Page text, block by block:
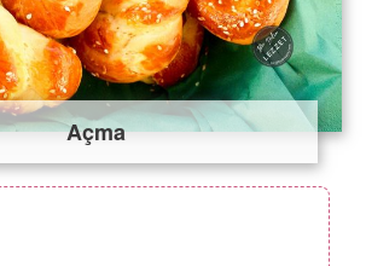
Açma